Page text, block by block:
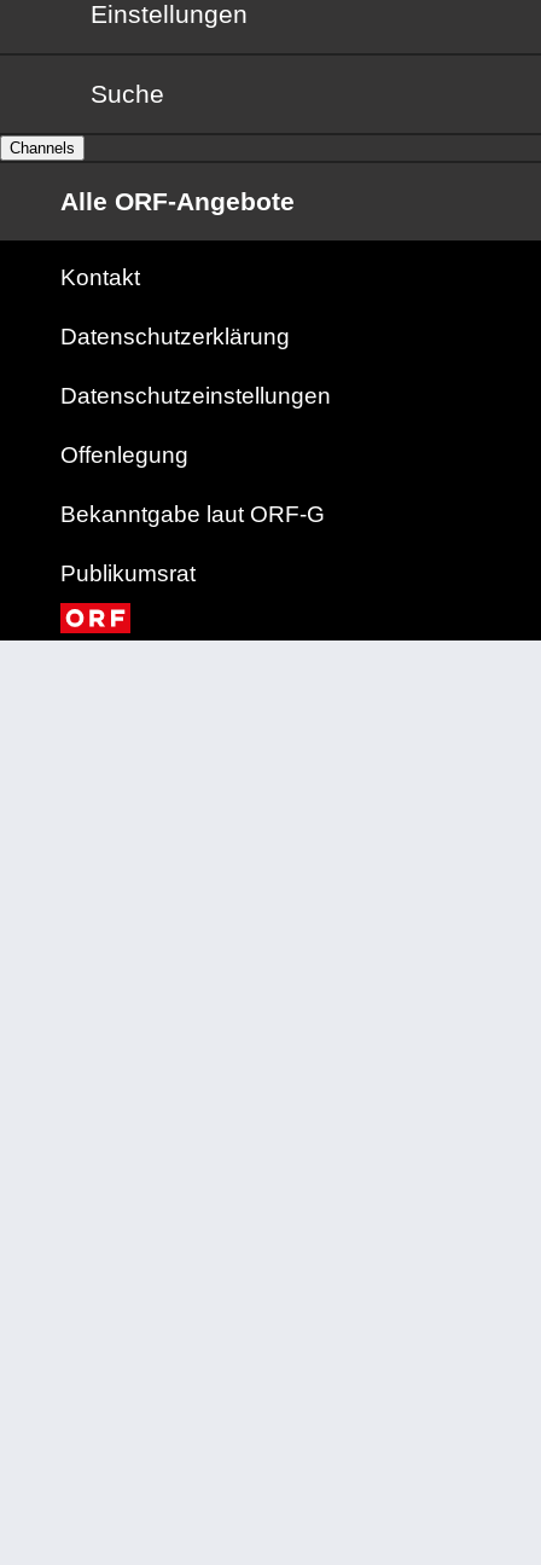
Einstellungen
Suche
Channels
Alle ORF-Angebote
Kontakt
Datenschutzerklärung
Datenschutzeinstellungen
Offenlegung
Bekanntgabe laut ORF-G
Publikumsrat